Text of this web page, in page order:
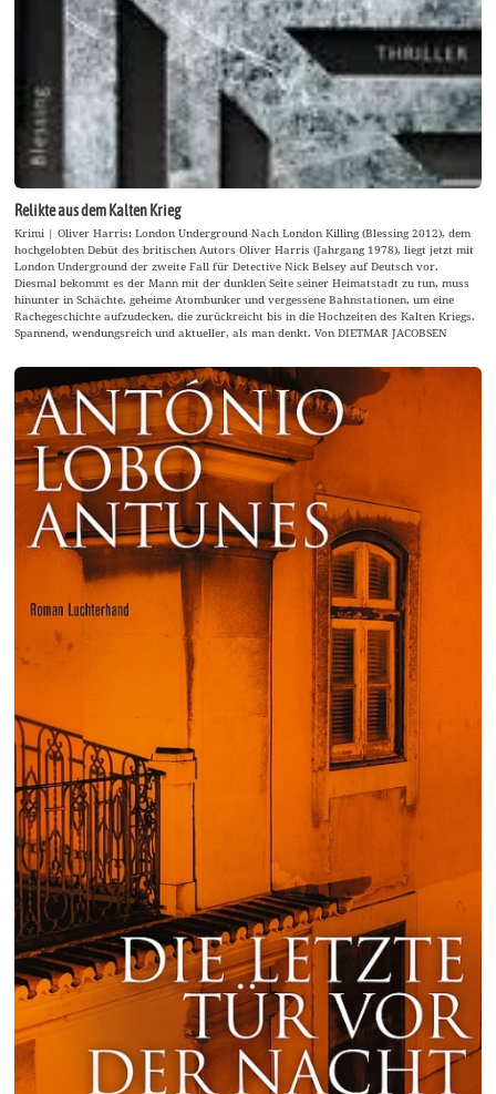
Relikte aus dem Kalten Krieg
Krimi | Oliver Harris: London Underground Nach London Killing (Blessing 2012), dem
hochgelobten Debüt des britischen Autors Oliver Harris (Jahrgang 1978), liegt jetzt mit
London Underground der zweite Fall für Detective Nick Belsey auf Deutsch vor.
Diesmal bekommt es der Mann mit der dunklen Seite seiner Heimatstadt zu tun, muss
hinunter in Schächte, geheime Atombunker und vergessene Bahnstationen, um eine
Rachegeschichte aufzudecken, die zurückreicht bis in die Hochzeiten des Kalten Kriegs.
Spannend, wendungsreich und aktueller, als man denkt. Von DIETMAR JACOBSEN